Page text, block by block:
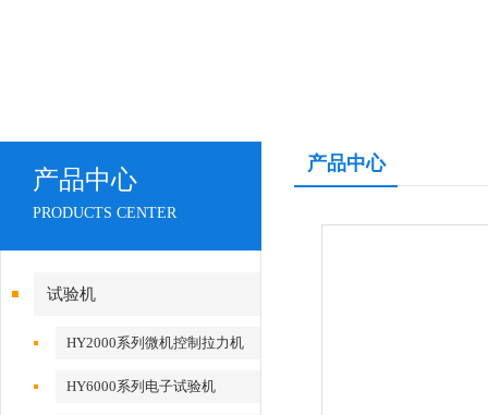
产品中心
PRODUCTS CENTER
试验机
HY2000系列微机控制拉力机
HY6000系列电子试验机
产品中心